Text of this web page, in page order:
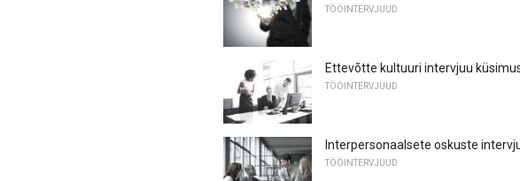
TÖÖINTERVJUUD
Ettevõtte kultuuri intervjuu
TÖÖINTERVJUUD
Interpersonaalsete oskuste
TÖÖINTERVJUUD